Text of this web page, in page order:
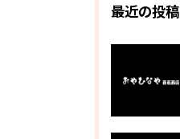
最近の投稿